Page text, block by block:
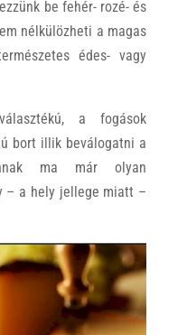
be fehér- rozé- és
nélkülözheti a magas
édes- vagy
a fogások
bort illik beválogatni a
ma már olyan
– a hely jellege miatt –